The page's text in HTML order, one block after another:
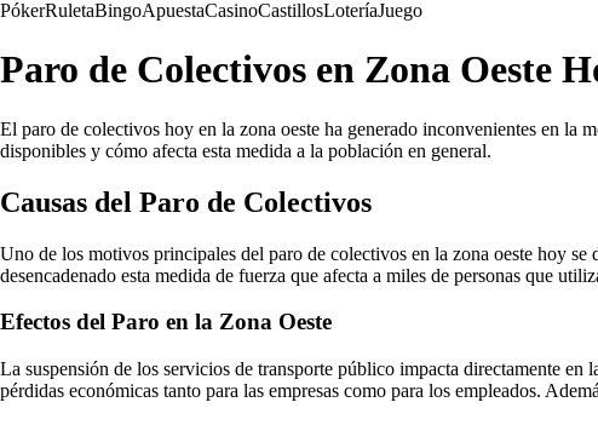
PókerRuletaBingoApuestaCasinoCastillosLoteríaJuego
Paro de Colectivos en Zona Oeste
El paro de colectivos hoy en la zona oeste ha generado inconvenientes en la
disponibles y cómo afecta esta medida a la población en general.
Causas del Paro de Colectivos
Uno de los motivos principales del paro de colectivos en la zona oeste hoy
desencadenado esta medida de fuerza que afecta a miles de personas que
Efectos del Paro en la Zona Oeste
La suspensión de los servicios de transporte público impacta directamente
pérdidas económicas tanto para las empresas como para los empleados.